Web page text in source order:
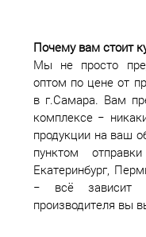
Почему вам стоит
Мы не просто
оптом по цене от
в г.Самара. Вам
комплексе −
продукции на ваш
пунктом
Екатеринбург,
− всё зависит
производителя вы